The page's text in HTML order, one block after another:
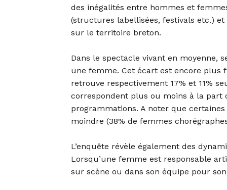
des inégalités entre hommes et
(structures labellisées, festivals etc.) et
sur le territoire breton.
Dans le spectacle vivant en moyenne,
une femme. Cet écart est encore plus
retrouve respectivement 17% et 11%
correspondent plus ou moins à la part
programmations. A noter que
moindre (38% de femmes
L’enquête révèle également des
Lorsqu’une femme est responsable
sur scène ou dans son équipe pour